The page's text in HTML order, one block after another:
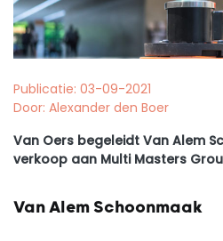
Publicatie: 03-09-2021
Door: Alexander den Boer
Van Oers begeleidt Van Alem
verkoop aan Multi Masters
Van Alem Schoonmaak